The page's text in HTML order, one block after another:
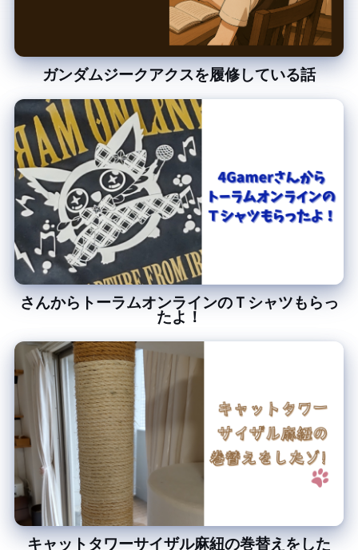
ガンダム ジークアクスを履修している話
4GamerさんからトーラムオンラインのＴシャツもらっ
たよ！
キャットタワー サイザル麻紐の巻替えをした